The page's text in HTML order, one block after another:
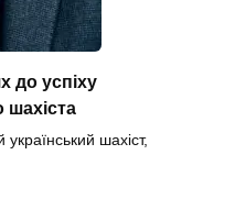
до успіху
шахіста
шахіст,